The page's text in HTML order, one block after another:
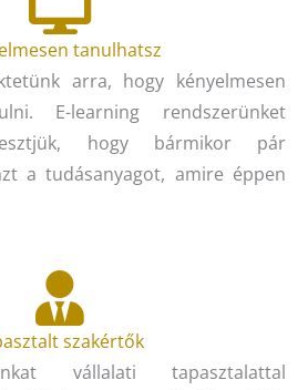
tanulhatsz
arra, hogy kényelmesen
E-learning rendszerünket
hogy bármikor pár
a tudásanyagot, amire éppen
szakértők
vállalati tapasztalattal